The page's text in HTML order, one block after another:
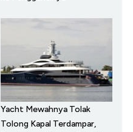
Yacht Mewahnya Tolak
Tolong Kapal Terdampar,